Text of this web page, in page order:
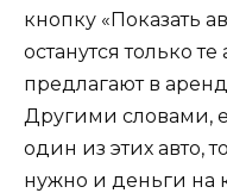
кнопку «Показать
останутся только
предлагают в
Другими словами,
один из этих авто,
нужно и деньги на